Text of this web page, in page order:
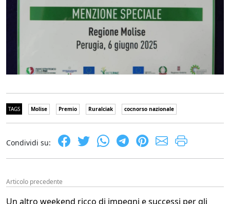
TAGS Molise Premio Ruralciak cocnorso nazionale
Condividi su:
Articolo precedente
Un altro weekend ricco di impegni e successi per gli